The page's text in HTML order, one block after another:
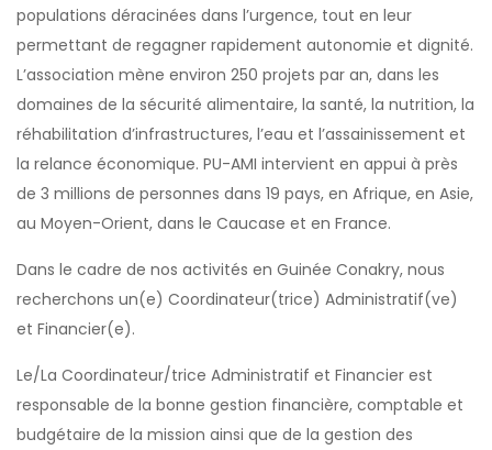
populations déracinées dans l’urgence, tout en leur
permettant de regagner rapidement autonomie et dignité.
L’association mène environ 250 projets par an, dans les
domaines de la sécurité alimentaire, la santé, la nutrition, la
réhabilitation d’infrastructures, l’eau et l’assainissement et
la relance économique. PU-AMI intervient en appui à près
de 3 millions de personnes dans 19 pays, en Afrique, en Asie,
au Moyen-Orient, dans le Caucase et en France.
Dans le cadre de nos activités en Guinée Conakry, nous
recherchons un(e) Coordinateur(trice) Administratif(ve)
et Financier(e).
Le/La Coordinateur/trice Administratif et Financier est
responsable de la bonne gestion financière, comptable et
budgétaire de la mission ainsi que de la gestion des